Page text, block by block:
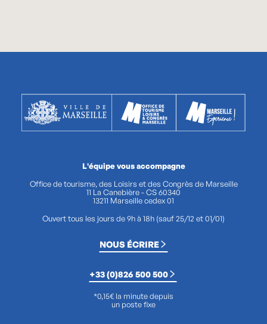
L'équipe vous accompagne
Office de tourisme, des Loisirs et des Congrès de Marseille
11 La Canebière - CS 60340
13211 Marseille cedex 01
Ouvert tous les jours de 9h à 18h (sauf 25/12 et 01/01)
NOUS ÉCRIRE
+33 (0)826 500 500
*0,15€ la minute depuis
un poste fixe